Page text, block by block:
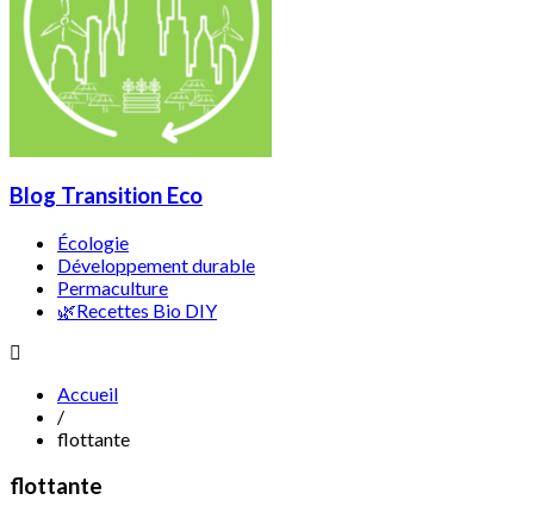
Blog Transition Eco
Écologie
Développement durable
Permaculture
🌿Recettes Bio DIY
Accueil
/
flottante
flottante